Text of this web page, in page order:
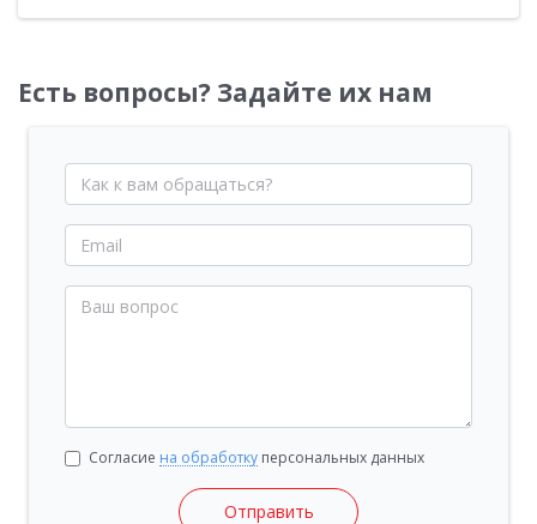
Есть вопросы? Задайте их нам
Согласие на обработку персональных данных
Отправить